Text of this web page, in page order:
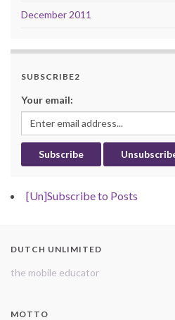
December 2011
SUBSCRIBE2
Your email:
[Un]Subscribe to Posts
DUTCH UNLIMITED
the mobile educator
MOTTO